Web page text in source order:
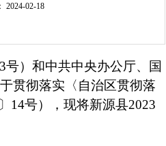
2024-02-18
号）和中共中央办公厅、国
贯彻落实 〈自治区贯彻落
〕 14号），现将新源县2023